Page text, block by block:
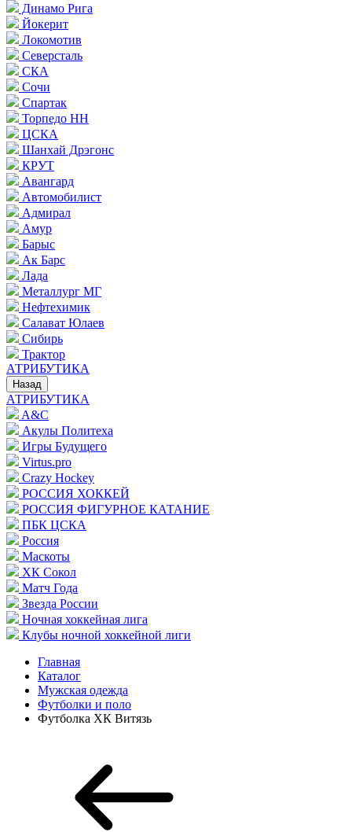
Динамо Рига
Йокерит
Локомотив
Северсталь
СКА
Сочи
Спартак
Торпедо НН
ЦСКА
Шанхай Дрэгонс
КРУТ
Авангард
Автомобилист
Адмирал
Амур
Барыс
Ак Барс
Лада
Металлург МГ
Нефтехимик
Салават Юлаев
Сибирь
Трактор
АТРИБУТИКА
Назад
АТРИБУТИКА
A&C
Акулы Политеха
Игры Будущего
Virtus.pro
Crazy Hockey
РОССИЯ ХОККЕЙ
РОССИЯ ФИГУРНОЕ КАТАНИЕ
ПБК ЦСКА
Россия
Маскоты
ХК Сокол
Матч Года
Звезда России
Ночная хоккейная лига
Клубы ночной хоккейной лиги
Главная
Каталог
Мужская одежда
Футболки и поло
Футболка ХК Витязь